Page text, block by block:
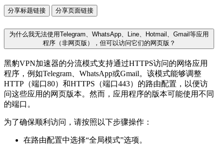
分享标题链接 分享页面链接
为什么我无法使用Telegram、WhatsApp、Line、Hotmail、Gmail等应用
程序（非网页版），但可以访问它们的网页版？
黑豹VPN加速器的分流模式支持通过HTTPS访问的网络应用
程序，例如Telegram、WhatsApp或Gmail。该模式能够调整
HTTP（端口80）和HTTPS（端口443）的路由配置，以便访
问这些应用的网页版本。然而，应用程序的版本可能使用不同
的端口。
为了确保顺利访问，请按照以下步骤操作：
在路由配置中选择“全局模式”选项。